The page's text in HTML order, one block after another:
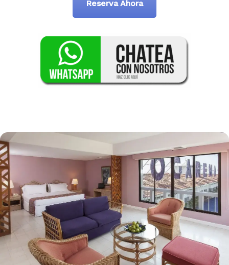
Reserva Ahora